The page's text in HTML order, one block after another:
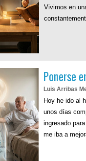
Vivimos en
Ponerse
Luis Arribas
Hoy he ido al
unos días
ingresado
me iba a